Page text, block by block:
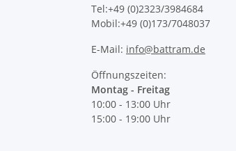
Tel:+49 (0)2323/3984684
Mobil:+49 (0)173/7048037
E-Mail: info@battram.de
Öffnungszeiten:
Montag - Freitag
10:00 - 13:00 Uhr
15:00 - 19:00 Uhr